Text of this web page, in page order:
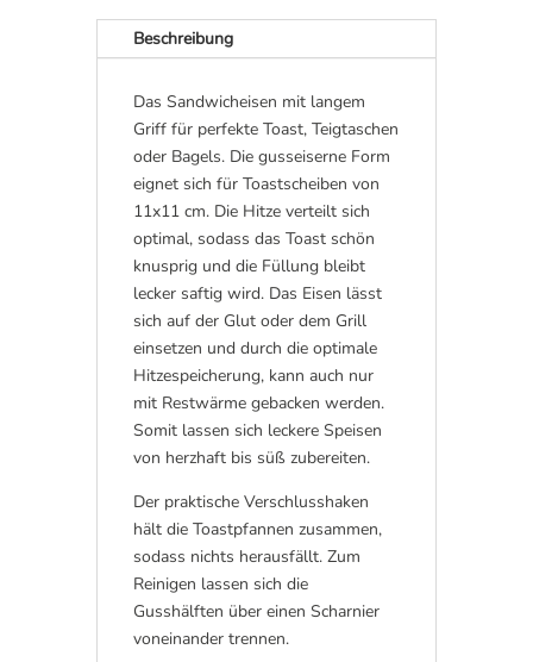
e
Beschreibung
Das Sandwicheisen mit langem
Griff für perfekte Toast, Teigtaschen
oder Bagels. Die gusseiserne Form
eignet sich für Toastscheiben von
11x11 cm. Die Hitze verteilt sich
optimal, sodass das Toast schön
knusprig und die Füllung bleibt
lecker saftig wird. Das Eisen lässt
sich auf der Glut oder dem Grill
einsetzen und durch die optimale
Hitzespeicherung, kann auch nur
mit Restwärme gebacken werden.
Somit lassen sich leckere Speisen
von herzhaft bis süß zubereiten.
Der praktische Verschlusshaken
hält die Toastpfannen zusammen,
sodass nichts herausfällt. Zum
Reinigen lassen sich die
Gusshälften über einen Scharnier
voneinander trennen.